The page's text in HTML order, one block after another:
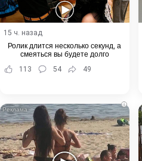
15 ч. назад
Ролик длится несколько секунд, а
смеяться вы будете долго
113
54 49
i